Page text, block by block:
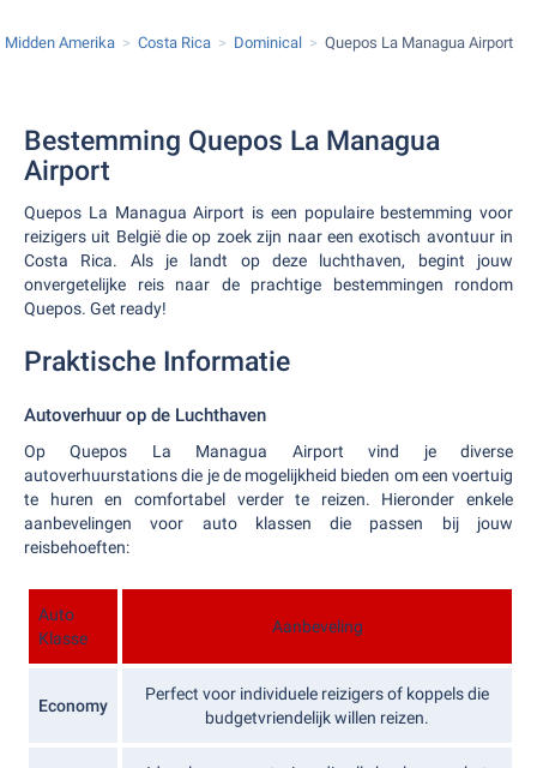
Midden Amerika Costa Rica Dominical Quepos La Managua Airport
Bestemming Quepos La Managua
Airport
Quepos La Managua Airport is een populaire bestemming voor
reizigers uit België die op zoek zijn naar een exotisch avontuur in
Costa Rica. Als je landt op deze luchthaven, begint jouw
onvergetelijke reis naar de prachtige bestemmingen rondom
Quepos. Get ready!
Praktische Informatie
Autoverhuur op de Luchthaven
Op Quepos La Managua Airport vind je diverse
autoverhuurstations die je de mogelijkheid bieden om een voertuig
te huren en comfortabel verder te reizen. Hieronder enkele
aanbevelingen voor auto klassen die passen bij jouw
reisbehoeften:
Auto
Klasse
Aanbeveling
Economy
Perfect voor individuele reizigers of koppels die
budgetvriendelijk willen reizen.